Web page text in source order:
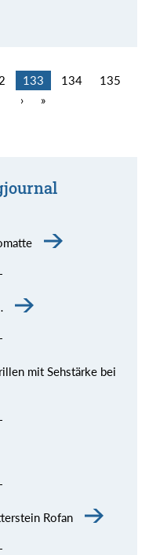
133 134
135
› »
mit Sehstärke bei
Rofan